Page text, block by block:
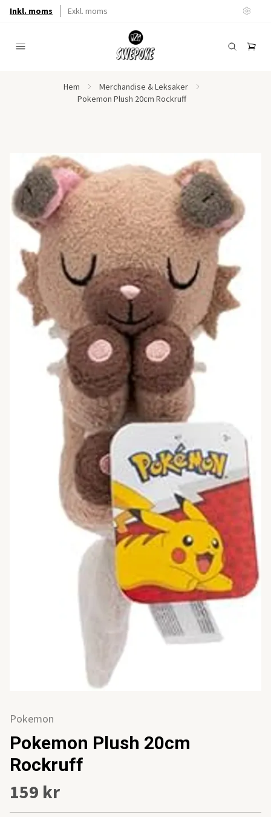
Inkl. moms Exkl. moms
Hem
Merchandise & Leksaker
Pokemon Plush 20cm Rockruff
Pokemon
Pokemon Plush 20cm
Rockruff
159 kr